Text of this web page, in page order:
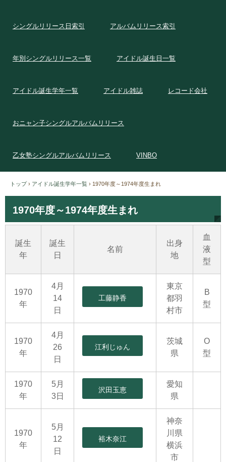
シングルリリース日索引 アルバムリリース索引
年別シングルリリース一覧 アイドル誕生日一覧
アイドル誕生学年一覧 アイドル雑誌 レコード会社
おニャン子シングルアルバムリリース
乙女塾シングルアルバムリリース VINBO
トップ › アイドル誕生学年一覧 › 1970年度～1974年度生まれ
1970年度～1974年度生まれ
誕生
年
誕生
日
名前
出身
地
血
液
型
1970
年
4月
14
日
工藤静香
東京
都羽
村市
B
型
1970
年
4月
26
日
江利じゅん
茨城
県
O
型
1970
年
5月
3日
沢田玉恵
愛知
県
1970
年
5月
12
日
裕木奈江
神奈
川県
横浜
市